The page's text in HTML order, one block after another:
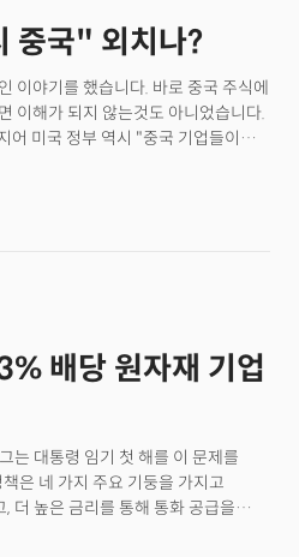
중국" 외치나?
이야기를 했습니다. 바로 중국 주식에
이해가 되지 않는것도 아니었습니다.
어 미국 정부 역시 "중국 기업들이
견을 모두 철회하고 주요 기업들에
배당 원자재 기업
는 대통령 임기 첫 해를 이 문제를
은 네 가지 주요 기둥을 가지고
더 높은 금리를 통해 통화 공급을